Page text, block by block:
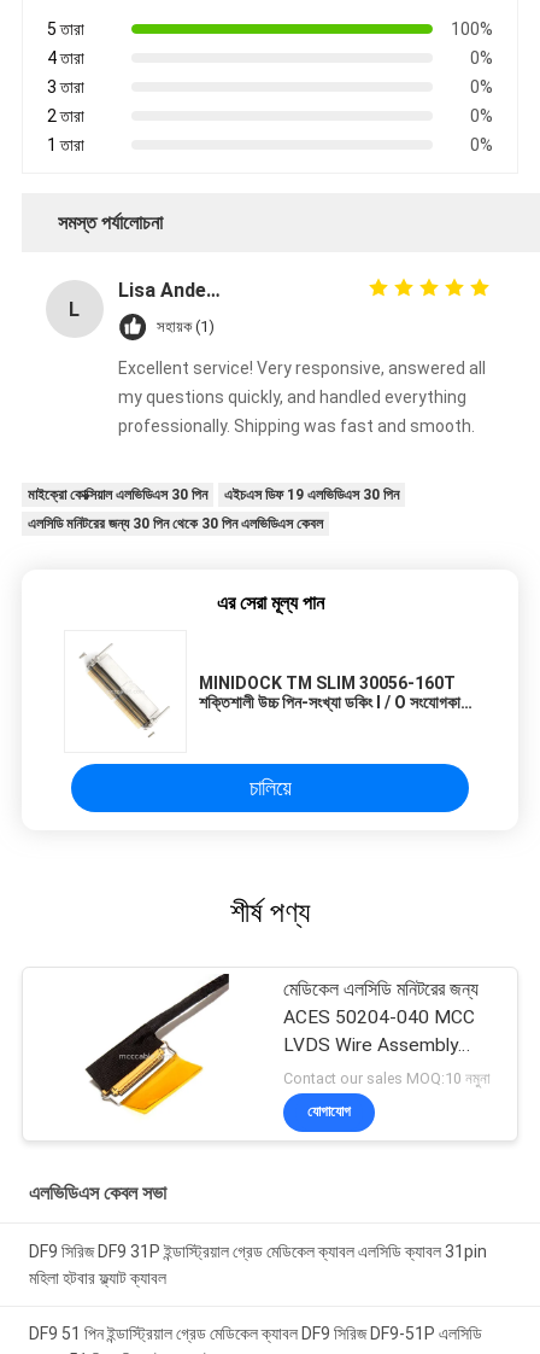
5 তারা
100%
4 তারা
0%
3 তারা
0%
2 তারা
0%
1 তারা
0%
সমস্ত পর্যালোচনা
L
Lisa Anderson
সহায়ক (1)
Excellent service! Very responsive, answered all
my questions quickly, and handled everything
professionally. Shipping was fast and smooth.
মাইক্রো কোক্সিয়াল এলভিডিএস 30 পিন
এইচএস ডিফ 19 এলভিডিএস 30 পিন
এলসিডি মনিটরের জন্য 30 পিন থেকে 30 পিন এলভিডিএস কেবল
এর সেরা মূল্য পান
MINIDOCK TM SLIM 30056-160T
শক্তিশালী উচ্চ পিন-সংখ্যা ডকিং I / O সংযোগকারী
চালিয়ে
শীর্ষ পণ্য
মেডিকেল এলসিডি মনিটরের জন্য
ACES 50204-040 MCC
LVDS Wire Assembly
ISO13485
Contact our sales MOQ:10 নমুনা
যোগাযোগ
এলভিডিএস কেবল সভা
DF9 সিরিজ DF9 31P ইন্ডাস্ট্রিয়াল গ্রেড মেডিকেল ক্যাবল এলসিডি ক্যাবল 31pin
মহিলা হটবার ফ্ল্যাট ক্যাবল
DF9 51 পিন ইন্ডাস্ট্রিয়াল গ্রেড মেডিকেল ক্যাবল DF9 সিরিজ DF9-51P এলসিডি